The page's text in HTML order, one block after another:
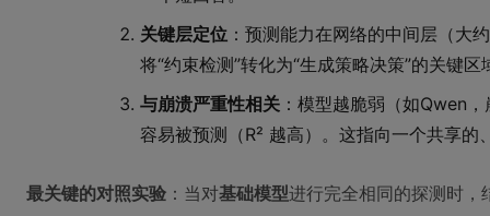
关键层定位 ：预测能力在网络的中间层（大
将“约束检测”转化为“生成策略决策”的关键区
与崩溃严重性相关 ：模型越脆弱（如Qwen
容易被预测（R² 越高）。这指向一个共享的
最关键的对照实验 ：当对基础模型进行完全相同的探测时，